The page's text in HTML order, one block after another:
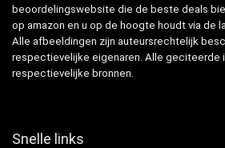
beoordelingswebsite die de beste deals
op amazon en u op de hoogte houdt via de
Alle afbeeldingen zijn auteursrechtelijk
respectievelijke eigenaren. Alle geciteerde
respectievelijke bronnen.
Snelle links